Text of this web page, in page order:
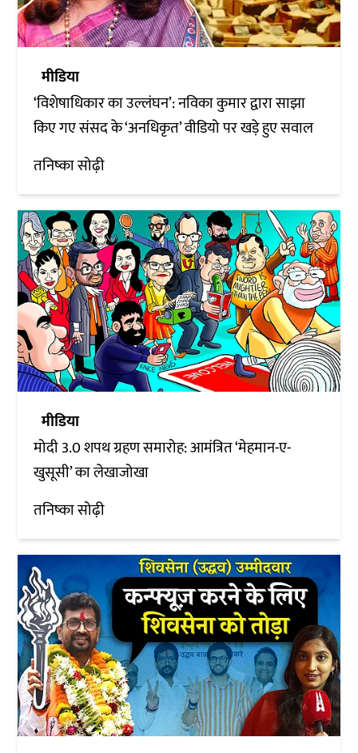
मीडिया
‘विशेषाधिकार का उल्लंघन’: नविका कुमार द्वारा साझा
किए गए संसद के ‘अनधिकृत’ वीडियो पर खड़े हुए सवाल
तनिष्का सोढ़ी
मीडिया
मोदी 3.0 शपथ ग्रहण समारोह: आमंत्रित ‘मेहमान-ए-
खुसूसी’ का लेखाजोखा
तनिष्का सोढ़ी